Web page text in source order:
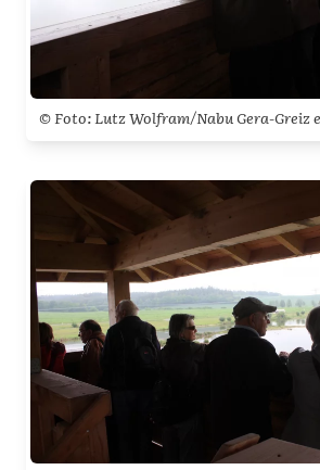
© Foto: Lutz Wolfram/Nabu Gera-Greiz